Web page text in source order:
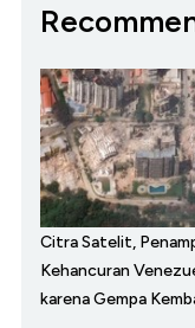
Citra Satelit,
Kehancuran
karena Gempa